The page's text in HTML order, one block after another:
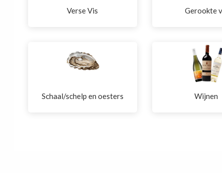
Verse Vis Gerookte
Schaal/schelp en oesters Wijnen